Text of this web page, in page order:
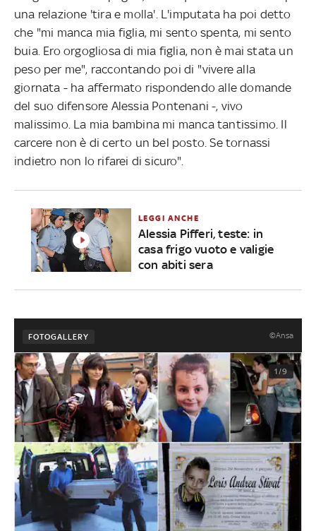
una relazione 'tira e molla'. L'imputata ha poi detto
che "mi manca mia figlia, mi sento spenta, mi sento
buia. Ero orgogliosa di mia figlia, non è mai stata un
peso per me", raccontando poi di "vivere alla
giornata - ha affermato rispondendo alle domande
del suo difensore Alessia Pontenani -, vivo
malissimo. La mia bambina mi manca tantissimo. Il
carcere non è di certo un bel posto. Se tornassi
indietro non lo rifarei di sicuro".
LEGGI ANCHE
Alessia Pifferi, teste: in
casa frigo vuoto e valigie
con abiti sera
FOTOGALLERY ©Ansa
1/9